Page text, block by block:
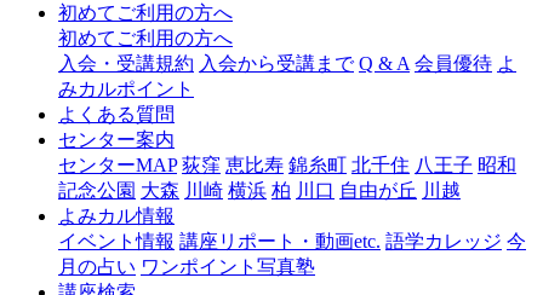
初めてご利用の方へ
初めてご利用の方へ
入会・受講規約 入会から受講まで Q & A 会員優待 よ
みカルポイント
よくある質問
センター案内
センターMAP 荻窪 恵比寿 錦糸町 北千住 八王子 昭和
記念公園 大森 川崎 横浜 柏 川口 自由が丘 川越
よみカル情報
イベント情報 講座リポート・動画etc. 語学カレッジ 今
月の占い ワンポイント写真塾